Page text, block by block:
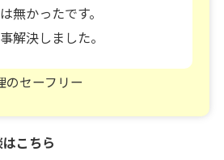
無かったです。
解決しました。
のセーフリー
こちら